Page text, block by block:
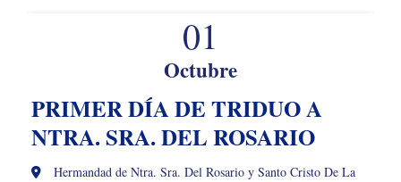
01
Octubre
PRIMER DÍA DE TRIDUO A
NTRA. SRA. DEL ROSARIO
Hermandad de Ntra. Sra. Del Rosario y Santo Cristo De La